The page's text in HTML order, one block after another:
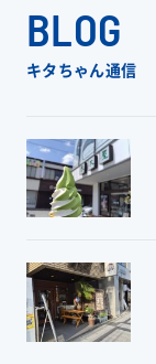
BLOG
キタちゃん通信